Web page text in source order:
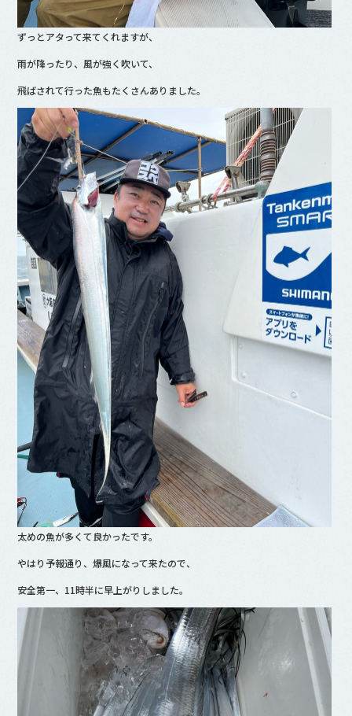
ずっとアタって来てくれますが、
雨が降ったり、風が強く吹いて、
飛ばされて行った魚もたくさんありました。
太めの魚が多くて良かったです。
やはり予報通り、爆風になって来たので、
安全第一、11時半に早上がりしました。